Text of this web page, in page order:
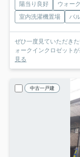
陽当り良好 ウォー
室内洗濯機置場
バ
ぜひ一度見ていただき
ォークインクロゼット
見る
中古一戸建